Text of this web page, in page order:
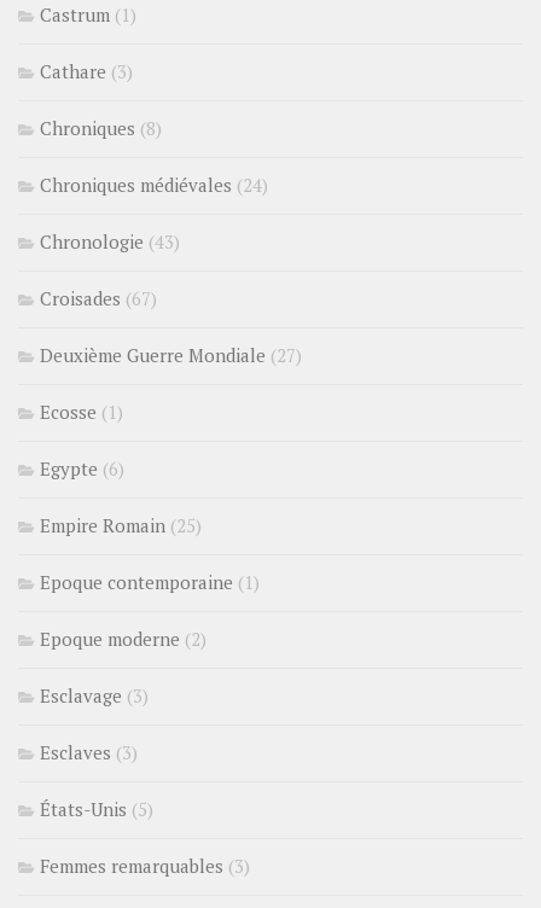
Castrum (1)
Cathare (3)
Chroniques (8)
Chroniques médiévales (24)
Chronologie (43)
Croisades (67)
Deuxième Guerre Mondiale (27)
Ecosse (1)
Egypte (6)
Empire Romain (25)
Epoque contemporaine (1)
Epoque moderne (2)
Esclavage (3)
Esclaves (3)
États-Unis (5)
Femmes remarquables (3)